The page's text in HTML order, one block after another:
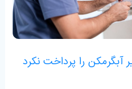
آبگرمکن را پرداخت نکرد